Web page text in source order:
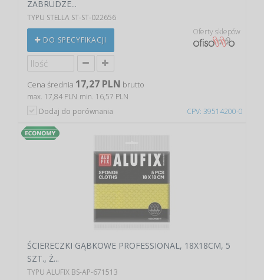
CPV: 39514200-0
ZABRUDZE...
TYPU STELLA ST-ST-022656
DO SPECYFIKACJI
Oferty sklepów
Cena średnia 17,27 PLN brutto
max. 17,84 PLN min. 16,57 PLN
Dodaj do porównania
ŚCIERECZKI GĄBKOWE PROFESSIONAL, 18X18CM, 5
SZT., Ż...
TYPU ALUFIX BS-AP-671513